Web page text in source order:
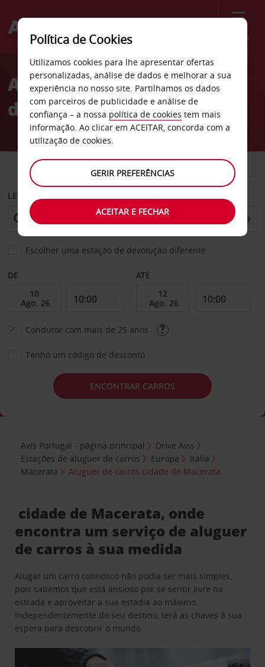
Menu
Welcome
AvisAluguer de carros cidade
de Macerata
CARRO COMERCIAIS
LEVANTAR EM
Escolher uma estação de devolução diferente
DE ATÉ
Condutor com mais de 25 anos
Tenho um código de desconto
ENCONTRAR CARROS
Avis Portugal - página principal
Drive Avis
Estações de aluguer de carros
Europa
Itália
Macerata
Aluguer de carros cidade de Macerata
cidade de Macerata, onde
encontra um serviço de aluguer
de carros à sua medida
Alugar um carro connosco não podia ser mais simples,
pois sabemos que está ansioso por se sentir livre na
estrada e aproveitar a sua estadia ao máximo.
Independentemente do seu destino, terá as chaves à sua
espera para descobrir o mundo.
Política de Cookies
Utilizamos cookies para lhe apresentar ofertas
personalizadas, análise de dados e melhorar a sua
experiência no nosso site. Partilhamos os dados
com parceiros de publicidade e análise de
confiança – a nossa política de cookies tem mais
informação. Ao clicar em ACEITAR, concorda com a
utilização de cookies.
GERIR PREFERÊNCIAS
ACEITAR E FECHAR